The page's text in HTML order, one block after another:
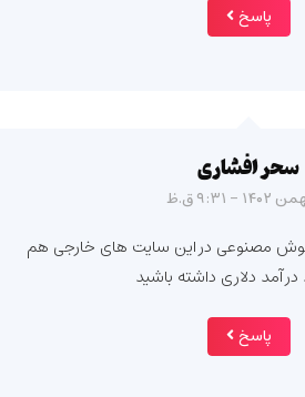
پاسخ
سحر افشاری
هوش مصنوعی در این سایت های خارجی هم
در آمد دلاری داشته باشید
پاسخ